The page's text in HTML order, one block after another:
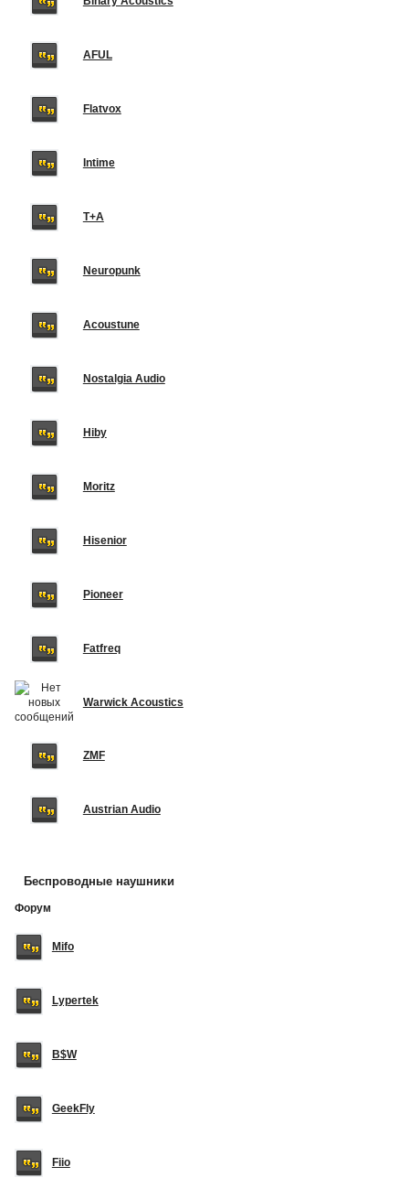
AFUL
Flatvox
Intime
T+A
Neuropunk
Acoustune
Nostalgia Audio
Hiby
Moritz
Hisenior
Pioneer
Fatfreq
Warwick Acoustics
ZMF
Austrian Audio
Беспроводные наушники
Форум
Mifo
Lypertek
B$W
GeekFly
Fiio